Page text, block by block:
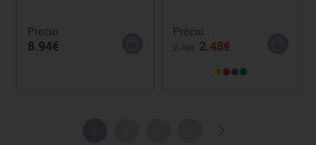
Precio
8.94€
Precio
2.48€